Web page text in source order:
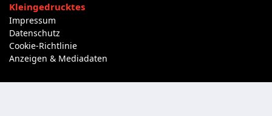
Kleingedrucktes
Impressum
Datenschutz
Cookie-Richtlinie
Anzeigen & Mediadaten